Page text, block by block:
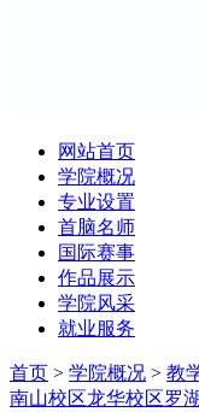
网站首页
学院概况
专业设置
首脑名师
国际赛事
作品展示
学院风采
就业服务
首页 > 学院概况 > 教
南山校区龙华校区罗